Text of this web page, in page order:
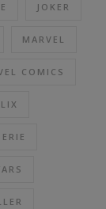
JOKER
MARVEL
COMICS